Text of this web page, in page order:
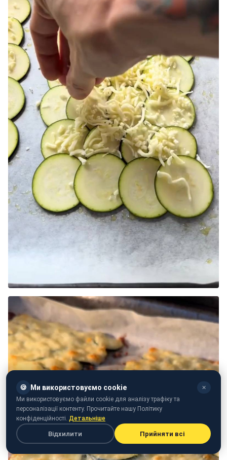
🍪 Ми використовуємо cookie ✕
Ми використовуємо файли cookie для аналізу трафіку та
персоналізації контенту. Прочитайте нашу Політику
конфіденційності. Детальніше
Відхилити Прийняти всі